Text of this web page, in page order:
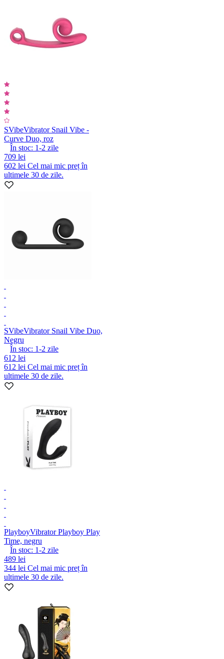
SVibeVibrator Snail Vibe -
Curve Duo, roz
În stoc: 1-2 zile
709 lei
602 lei Cel mai mic preț în
ultimele 30 de zile.
SVibeVibrator Snail Vibe Duo,
Negru
În stoc: 1-2 zile
612 lei
612 lei Cel mai mic preț în
ultimele 30 de zile.
PlayboyVibrator Playboy Play
Time, negru
În stoc: 1-2 zile
489 lei
344 lei Cel mai mic preț în
ultimele 30 de zile.